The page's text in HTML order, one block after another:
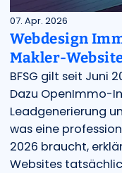
07. Apr. 2026
Webdesign
Makler-
BFSG gilt seit Juni
Dazu OpenImmo-
Leadgenerierung
was eine
2026 braucht,
Websites